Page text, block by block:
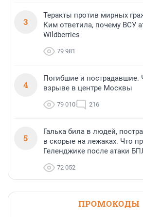
3
Теракты против мирных
Ким ответила, почему ВСУ
Wildberries
79 981
4
Погибшие и пострадавшие.
взрыве в центре Москвы
79 010 216
5
Галька била в людей,
в скорые на лежаках. Что
Геленджике после атаки
72 052
ПРОМОКОДЫ